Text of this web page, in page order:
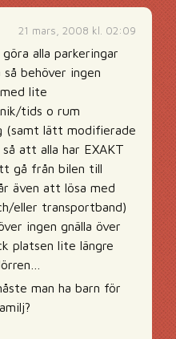
21 mars, 2008 kl. 02:09
alla parkeringar
behöver ingen
lite
tids o rum
(samt lätt modifierade
att alla har EXAKT
gå från bilen till
även att lösa med
eller transportband)
ingen gnälla över
platsen lite längre
man ha barn för